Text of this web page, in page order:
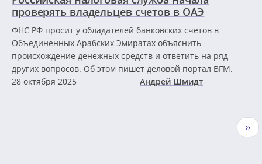
проверять владельцев счетов в ОАЭ
ФНС РФ просит у обладателей банковских счетов в
Объединенных Арабских Эмиратах объяснить
происхождение денежных средств и ответить на ряд
других вопросов. Об этом пишет деловой портал BFM.
28 октября 2025
Андрей Шмидт
››